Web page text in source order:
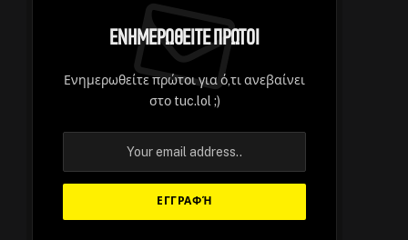
Ενημερωθείτε Πρώτοι
Ενημερωθείτε πρώτοι για ό,τι ανεβαίνει
στο tuc.lol ;)